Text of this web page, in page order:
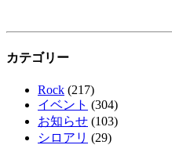
カテゴリー
Rock (217)
イベント (304)
お知らせ (103)
シロアリ (29)